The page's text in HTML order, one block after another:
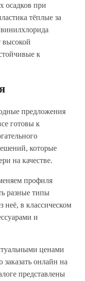
осадков при
тёплые за
к
предложения
готовы к
которые
на качестве.
профиля
разные типы
неё, в классическом
и
ценами
онлайн на
представлены